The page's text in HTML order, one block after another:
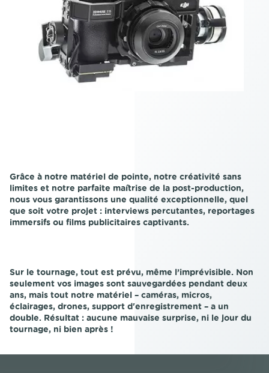
Grâce à notre matériel de pointe, notre créativité sans
limites et notre parfaite maîtrise de la post-production,
nous vous garantissons une qualité exceptionnelle, quel
que soit votre projet : interviews percutantes, reportages
immersifs ou films publicitaires captivants.
Sur le tournage, tout est prévu, même l’imprévisible. Non
seulement vos images sont sauvegardées pendant deux
ans, mais tout notre matériel – caméras, micros,
éclairages, drones, support d'enregistrement – a un
double. Résultat : aucune mauvaise surprise, ni le jour du
tournage, ni bien après !